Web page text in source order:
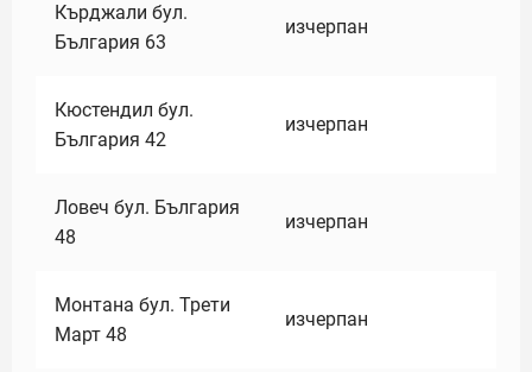
Кърджали бул.
България 63
изчерпан
Кюстендил бул.
България 42
изчерпан
Ловеч бул. България
48
изчерпан
Монтана бул. Трети
Март 48
изчерпан